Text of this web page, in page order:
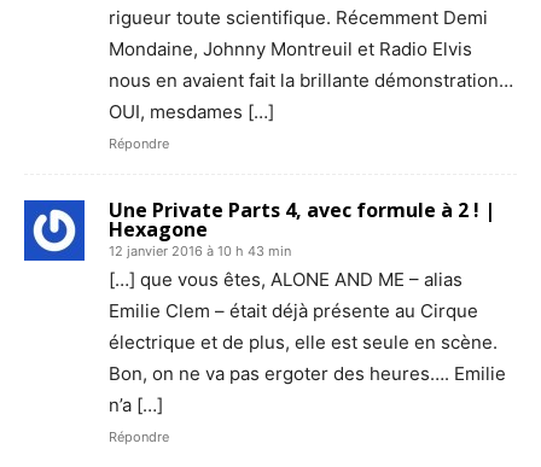
rigueur toute scientifique. Récemment Demi
Mondaine, Johnny Montreuil et Radio Elvis
nous en avaient fait la brillante démonstration…
OUI, mesdames […]
Répondre
Une Private Parts 4, avec formule à 2 ! |
Hexagone
12 janvier 2016 à 10 h 43 min
[…] que vous êtes, ALONE AND ME – alias
Emilie Clem – était déjà présente au Cirque
électrique et de plus, elle est seule en scène.
Bon, on ne va pas ergoter des heures…. Emilie
n’a […]
Répondre